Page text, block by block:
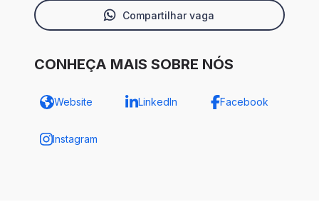
Compartilhar vaga
CONHEÇA MAIS SOBRE NÓS
Website LinkedIn Facebook
Instagram